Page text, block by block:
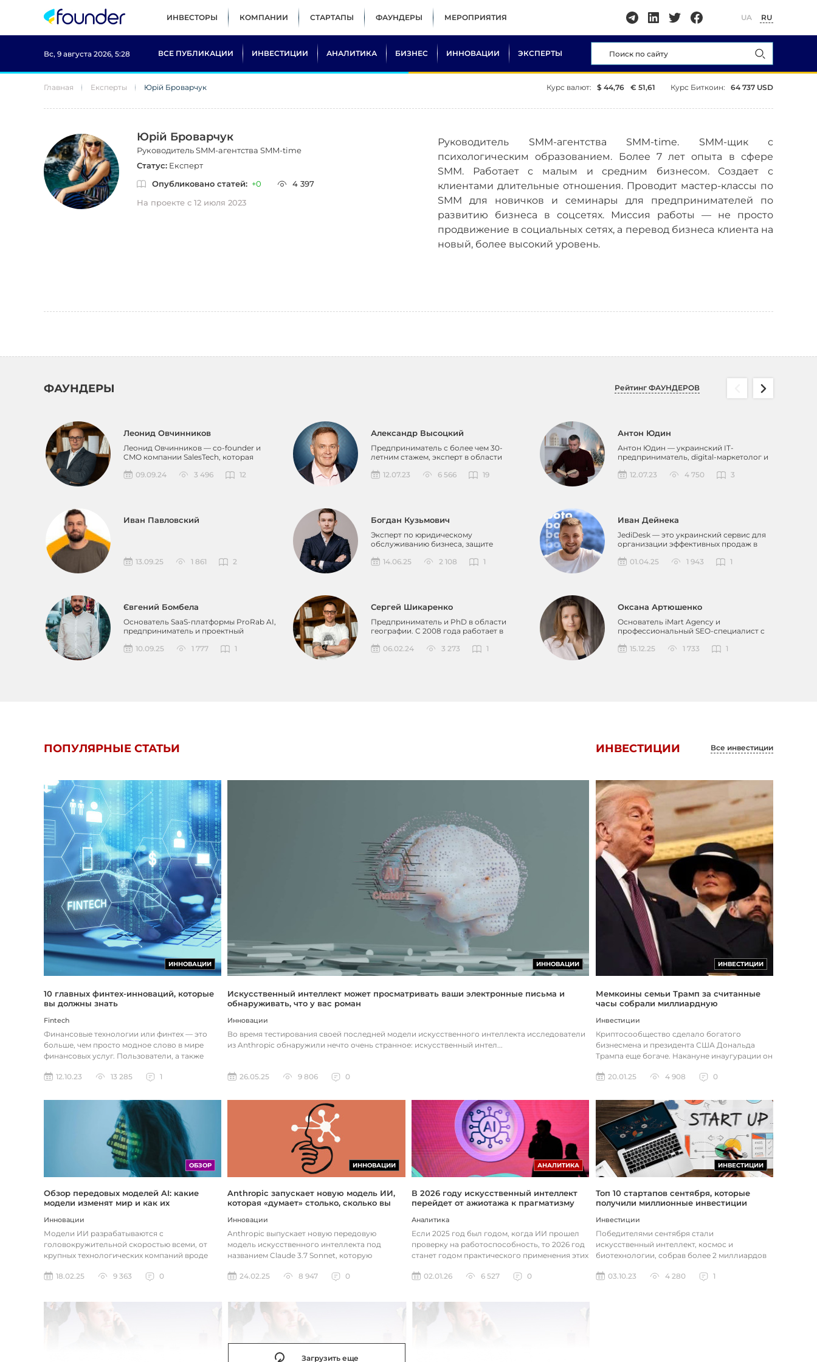
ИНВЕСТОРЫ КОМПАНИИ СТАРТАПЫ ФАУНДЕРЫ МЕРОПРИЯТИЯ UA RU
Вс, 9 августа 2026, 5:28 ВСЕ ПУБЛИКАЦИИ ИНВЕСТИЦИИ АНАЛИТИКА БИЗНЕС ИННОВАЦИИ ЭКСПЕРТЫ
Главная Експерты Юрій Броварчук Курс валют: $ 44,76 € 51,61 Курс Биткоин: 64 737 USD
Юрій Броварчук
Руководитель SMM-агентства SMM-time
Статус: Експерт
Опубликовано статей: +0
4 397
На проекте с 12 июля 2023
Руководитель SMM-агентства SMM-time. SMM-щик с
психологическим образованием. Более 7 лет опыта в сфере
SMM. Работает с малым и средним бизнесом. Создает с
клиентами длительные отношения. Проводит мастер-классы по
SMM для новичков и семинары для предпринимателей по
развитию бизнеса в соцсетях. Миссия работы — не просто
продвижение в социальных сетях, а перевод бизнеса клиента на
новый, более высокий уровень.
ФАУНДЕРЫ Рейтинг ФАУНДЕРОВ
Леонид Овчинников
Леонид Овчинников — co-founder и
CMO компании SalesTech, которая
09.09.24
3 496 12
Александр Высоцкий
Предприниматель с более чем 30-
летним стажем, эксперт в области
12.07.23
6 566 19
Антон Юдин
Антон Юдин — украинский IT-
предприниматель, digital-маркетолог и
12.07.23
4 750 3
Иван Павловский
13.09.25 1 861 2
Богдан Кузьмович
Эксперт по юридическому
обслуживанию бизнеса, защите
14.06.25
2 108 1
Иван Дейнека
JediDesk — это украинский сервис для
организации эффективных продаж в
01.04.25
1 943 1
Євгений Бомбела
Основатель SaaS-платформы ProRab AI,
предприниматель и проектный
10.09.25
1 777 1
Сергей Шикаренко
Предприниматель и PhD в области
географии. С 2008 года работает в
06.02.24
3 273 1
Оксана Артюшенко
Основатель iMart Agency и
профессиональный SEO-специалист c
15.12.25
1 733 1
ПОПУЛЯРНЫЕ СТАТЬИ
ИННОВАЦИИ
10 главных финтех-инноваций, которые
вы должны знать
Fintech
Финансовые технологии или финтех — это
больше, чем просто модное слово в мире
финансовых услуг. Пользователи, а также
12.10.23
13 285 1
ИННОВАЦИИ
Искусственный интеллект может просматривать ваши электронные письма и
обнаруживать, что у вас роман
Инновации
Во время тестирования своей последней модели искусственного интеллекта исследователи
из Anthropic обнаружили нечто очень странное: искусственный интел...
26.05.25 9 806 0
ОБЗОР
Обзор передовых моделей AI: какие
модели изменят мир и как их
Инновации
Модели ИИ разрабатываются с
головокружительной скоростью всеми, от
крупных технологических компаний вроде
Anthropic...
18.02.25 9 363 0
ИННОВАЦИИ
Anthropic запускает новую модель ИИ,
которая «думает» столько, сколько вы
Инновации
Anthropic выпускает новую передовую
модель искусственного интеллекта под
названием Claude 3.7 Sonnet, которую
24.02.25
8 947 0
АНАЛИТИКА
В 2026 году искусственный интеллект
перейдет от ажиотажа к прагматизму
Аналитика
Если 2025 год был годом, когда ИИ прошел
проверку на работоспособность, то 2026 год
станет годом практического применения этих
02.01.26
6 527 0
Загрузить еще
ИНВЕСТИЦИИ Все инвестиции
ИНВЕСТИЦИИ
Мемкоины семьи Трамп за считанные
часы собрали миллиардную
криптовалют
Инвестиции
Криптосообщество сделало богатого
бизнесмена и президента США Дональда
Трампа еще богаче. Накануне инаугурации он
20.01.25
4 908 0
ИНВЕСТИЦИИ
Топ 10 стартапов сентября, которые
получили миллионные инвестиции
Инвестиции
Победителями сентября стали
искусственный интеллект, космос и
биотехнологии, собрав более 2 миллиардов
Anthropic A...
03.10.23 4 280 1